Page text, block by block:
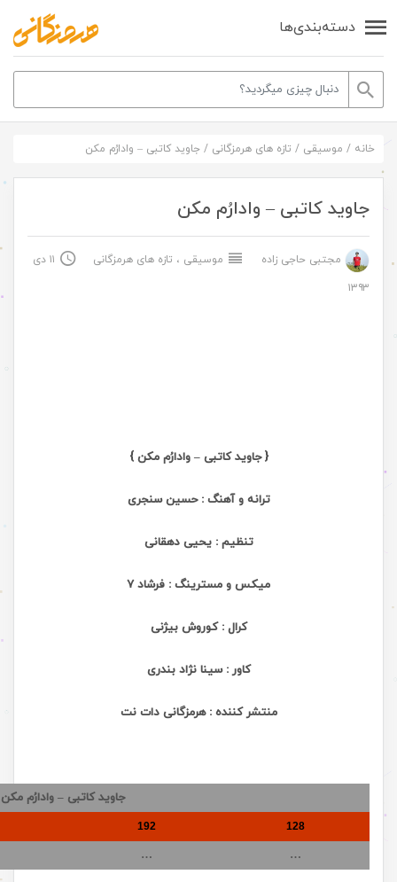
دسته‌بندی‌ها
خانه / موسیقی / تازه های هرمزگانی / جاوید کاتبی – وادارُم مکن
جاوید کاتبی – وادارُم مکن
مجتبی حاجی زاده موسیقی ، تازه های هرمزگانی
۱۱ دی
۱۳۹۳
{ جاوید کاتبی – وادارُم مکن }
ترانه و آهنگ : حسین سنجری
تنظیم : یحیی دهقانی
میکس و مسترینگ : فرشاد 7
کرال : کوروش بیژنی
کاور : سینا نژاد بندری
منتشر کننده : هرمزگانی دات نت
جاوید کاتبی – وادارُم مکن
128
192
…
…